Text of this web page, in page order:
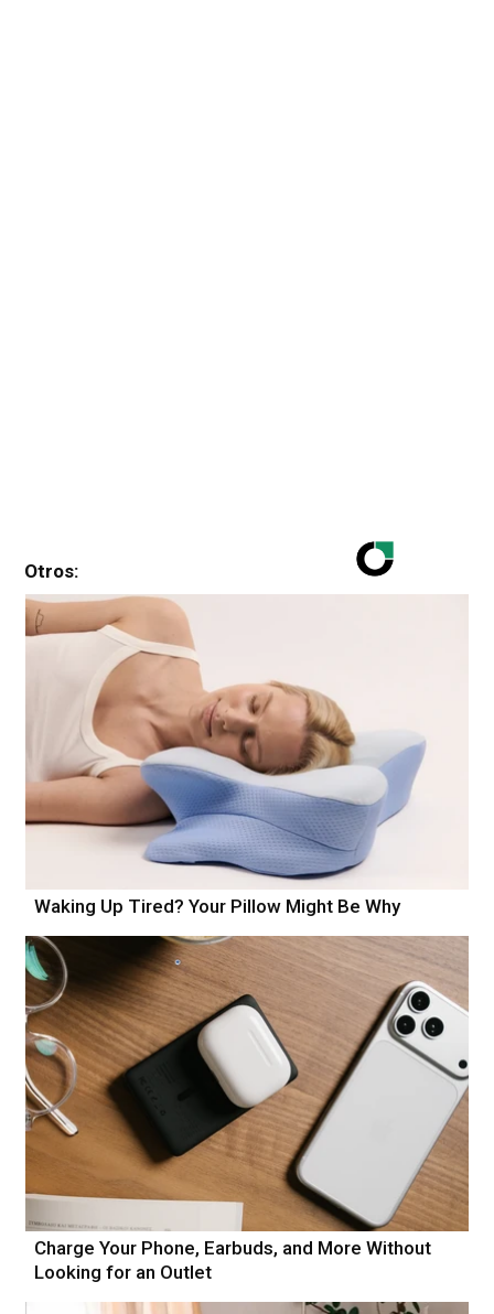
Otros:
Waking Up Tired? Your Pillow Might Be Why
Charge Your Phone, Earbuds, and More Without
Looking for an Outlet